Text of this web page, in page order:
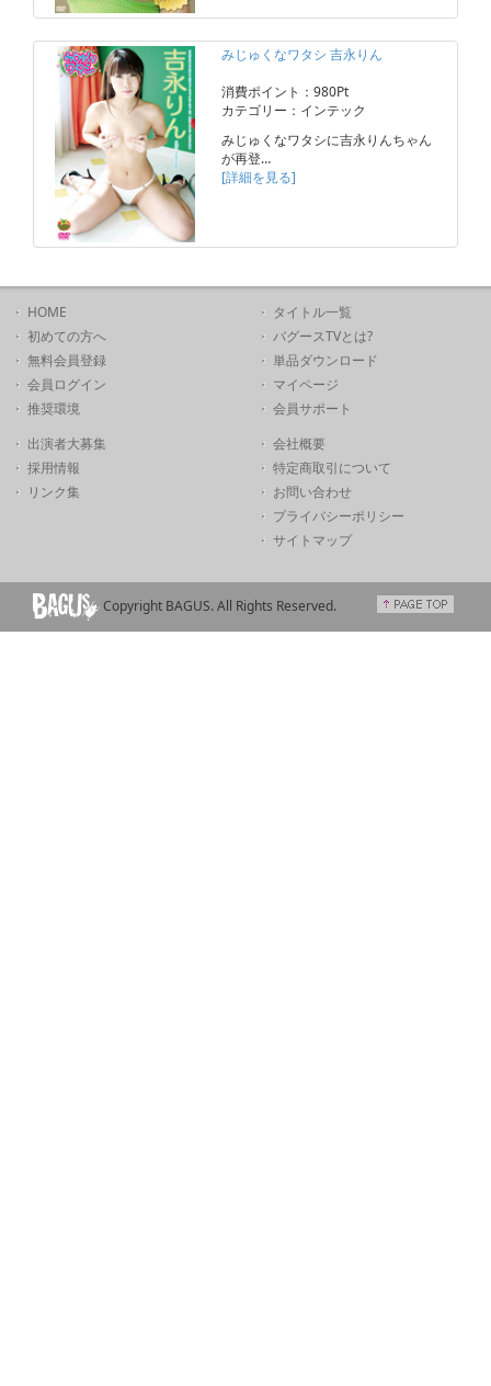
みじゅくなワタシ 吉永りん
消費ポイント：980Pt
カテゴリー：インテック
みじゅくなワタシに吉永りんちゃん
が再登…
[詳細を見る]
HOME
初めての方へ
無料会員登録
会員ログイン
推奨環境
タイトル一覧
バグースTVとは?
単品ダウンロード
マイページ
会員サポート
出演者大募集
採用情報
リンク集
会社概要
特定商取引について
お問い合わせ
プライバシーポリシー
サイトマップ
Copyright BAGUS. All Rights Reserved.